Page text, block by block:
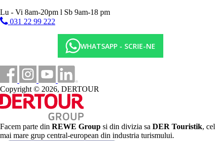
Sezlonguri pe plaja contra cost
Umbrele pe plaja contra cost
Vacanta la plaja
Sezlonguri si umbrele gratuite la piscina
Galerie foto
Lu - Vi 8am-20pm l Sb 9am-18 pm
031 22 99 222
WHATSAPP - SCRIE-NE
Copyright © 2026, DERTOUR
Facem parte din REWE Group si din divizia sa DER Touristik, cel
mai mare grup central-european din industria turismului.